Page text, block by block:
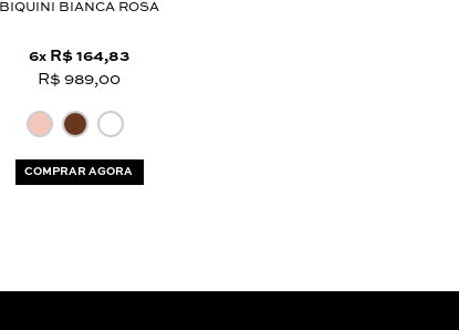
BIQUINI BIANCA ROSA
6x R$ 164,83
R$ 989,00
COMPRAR AGORA